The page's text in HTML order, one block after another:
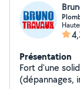
Présentation
Fort d'une
(dépannages,